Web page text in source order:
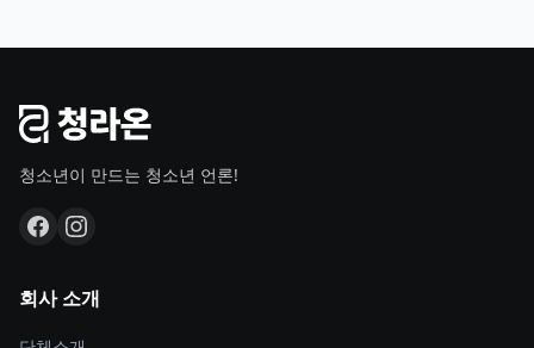
청소년이 만드는 청소년 언론!
회사 소개